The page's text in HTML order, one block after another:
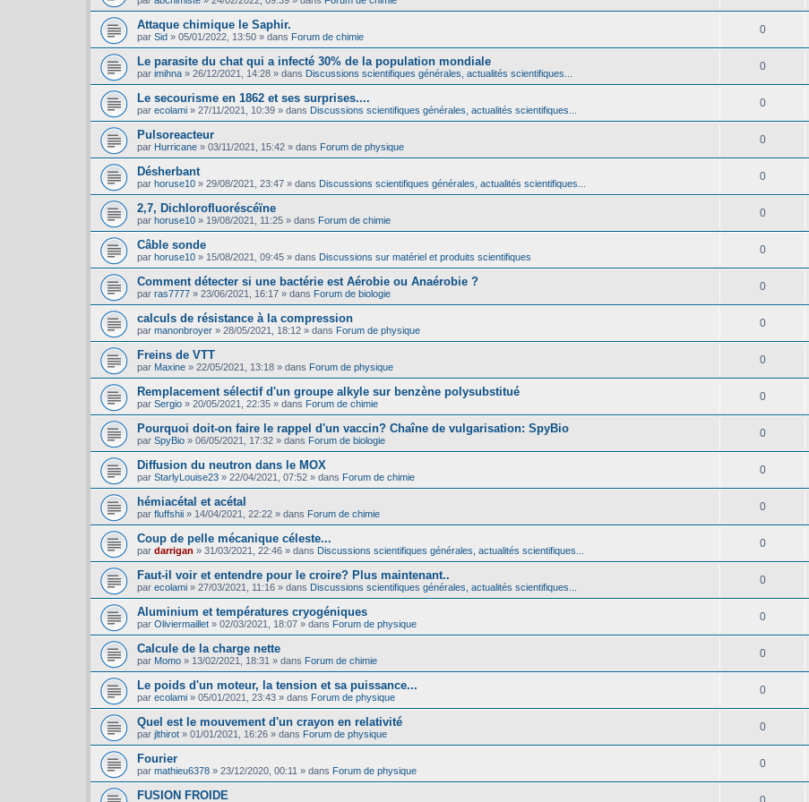
Attaque chimique le Saphir.
par Sid » 05/01/2022, 13:50 » dans Forum de chimie
0
Le parasite du chat qui a infecté 30% de la population mondiale
par imihna » 26/12/2021, 14:28 » dans Discussions scientifiques générales, actualités scientifiques...
0
Le secourisme en 1862 et ses surprises....
par ecolami » 27/11/2021, 10:39 » dans Discussions scientifiques générales, actualités scientifiques...
0
Pulsoreacteur
par Hurricane » 03/11/2021, 15:42 » dans Forum de physique
0
Désherbant
par horuse10 » 29/08/2021, 23:47 » dans Discussions scientifiques générales, actualités scientifiques...
0
2,7, Dichlorofluoréscéïne
par horuse10 » 19/08/2021, 11:25 » dans Forum de chimie
0
Câble sonde
par horuse10 » 15/08/2021, 09:45 » dans Discussions sur matériel et produits scientifiques
0
Comment détecter si une bactérie est Aérobie ou Anaérobie ?
par ras7777 » 23/06/2021, 16:17 » dans Forum de biologie
0
calculs de résistance à la compression
par manonbroyer » 28/05/2021, 18:12 » dans Forum de physique
0
Freins de VTT
par Maxine » 22/05/2021, 13:18 » dans Forum de physique
0
Remplacement sélectif d'un groupe alkyle sur benzène polysubstitué
par Sergio » 20/05/2021, 22:35 » dans Forum de chimie
0
Pourquoi doit-on faire le rappel d'un vaccin? Chaîne de vulgarisation: SpyBio
par SpyBio » 06/05/2021, 17:32 » dans Forum de biologie
0
Diffusion du neutron dans le MOX
par StarlyLouise23 » 22/04/2021, 07:52 » dans Forum de chimie
0
hémiacétal et acétal
par fluffshii » 14/04/2021, 22:22 » dans Forum de chimie
0
Coup de pelle mécanique céleste...
par darrigan » 31/03/2021, 22:46 » dans Discussions scientifiques générales, actualités scientifiques...
0
Faut-il voir et entendre pour le croire? Plus maintenant..
par ecolami » 27/03/2021, 11:16 » dans Discussions scientifiques générales, actualités scientifiques...
0
Aluminium et températures cryogéniques
par Oliviermaillet » 02/03/2021, 18:07 » dans Forum de physique
0
Calcule de la charge nette
par Momo » 13/02/2021, 18:31 » dans Forum de chimie
0
Le poids d'un moteur, la tension et sa puissance...
par ecolami » 05/01/2021, 23:43 » dans Forum de physique
0
Quel est le mouvement d'un crayon en relativité
par jlthirot » 01/01/2021, 16:26 » dans Forum de physique
0
Fourier
par mathieu6378 » 23/12/2020, 00:11 » dans Forum de physique
0
FUSION FROIDE